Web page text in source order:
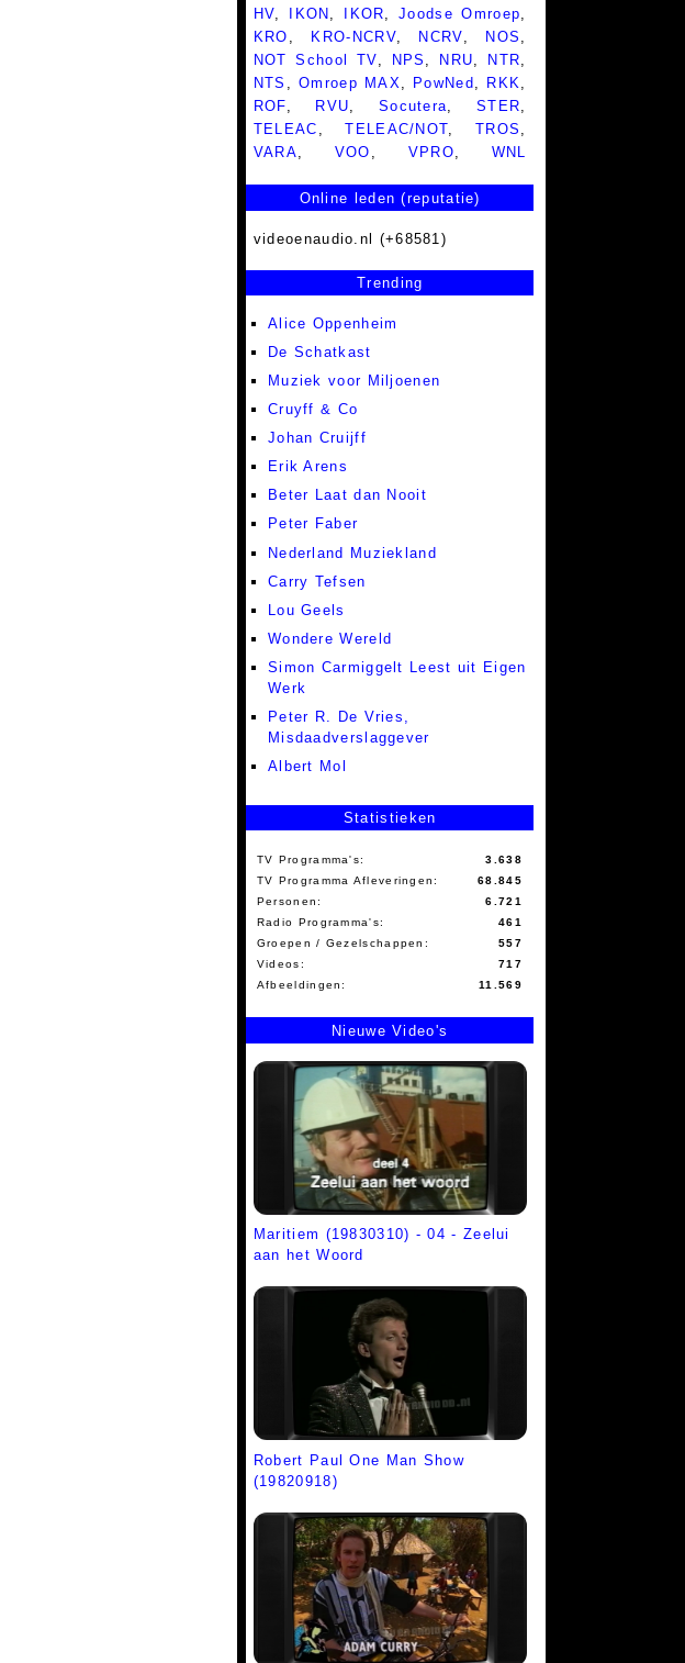
HV, IKON , IKOR,Joodse Omroep,
KRO , KRO-NCRV, NCRV, NOS ,
NOT School TV, NPS , NRU, NTR,
NTS ,Omroep MAX, PowNed , RKK,
ROF, RVU, Socutera,STER,
TELEAC ,TELEAC/NOT,TROS ,
VARA, VOO , VPRO, WNL
Online leden (reputatie)
videoenaudio.nl (+68581)
Trending
Alice Oppenheim
De Schatkast
Muziek voor Miljoenen
Cruyff & Co
Johan Cruijff
Erik Arens
Beter Laat dan Nooit
Peter Faber
Nederland Muziekland
Carry Tefsen
Lou Geels
Wondere Wereld
Simon Carmiggelt Leest uit Eigen
Werk
Peter R. De Vries,
Misdaadverslaggever
Albert Mol
Statistieken
TV Programma's:
3.638
TV Programma Afleveringen:
68.845
Personen:
6.721
Radio Programma's:
461
Groepen / Gezelschappen:
557
Videos:
717
Afbeeldingen:
11.569
Nieuwe Video's
Maritiem (19830310) - 04 - Zeelui
aan het Woord
Robert Paul One Man Show
(19820918)